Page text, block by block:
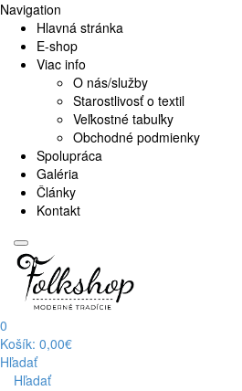
Navigation
Hlavná stránka
E-shop
Viac info
O nás/služby
Starostlivosť o textil
Veľkostné tabuľky
Obchodné podmienky
Spolupráca
Galéria
Články
Kontakt
0
Košík: 0,00€
Hľadať
Hľadať